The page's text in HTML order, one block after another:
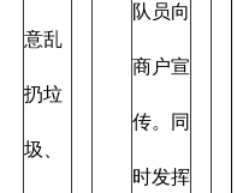
意乱
扔垃
圾、
队员向
商户宣
传。同
时发挥